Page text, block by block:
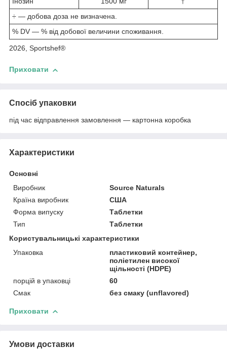
÷ — добова доза не визначена.
% DV — % від добової величини споживання.
2026, Sportshef®
Приховати
Спосіб упаковки
під час відправлення замовлення — картонна коробка
Характеристики
Основні
Виробник
Source Naturals
Країна виробник
США
Форма випуску
Таблетки
Тип
Таблетки
Користувальницькі характеристики
Упаковка
пластиковий контейнер,
поліетилен високої
щільності (HDPE)
порцій в упаковці
60
Смак
без смаку (unflavored)
Приховати
Умови доставки